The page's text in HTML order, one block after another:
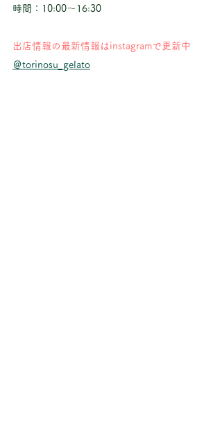
時間：10:00～16:30
出店情報の最新情報はinstagramで更新中
＠torinosu_gelato